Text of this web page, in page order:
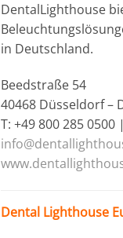
DentalLighthouse
in Deutschland.
Beedstraße 54
40468 Düsseldorf –
T: +49 800 285 0500 |
Dental Lighthouse